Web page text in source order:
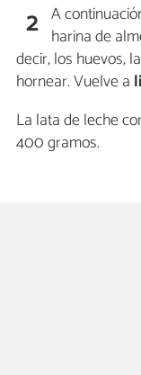
2 A
harina de
decir, los huevos, la
hornear. Vuelve a
La lata de leche
400 gramos.